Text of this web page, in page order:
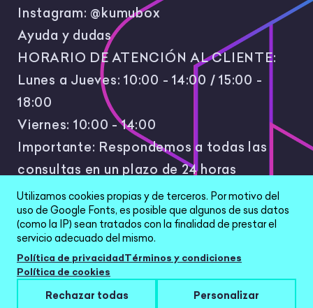
Instagram: @kumubox
Ayuda y dudas
HORARIO DE ATENCIÓN AL CLIENTE:
Lunes a Jueves: 10:00 - 14:00 / 15:00 -
18:00
Viernes: 10:00 - 14:00
Importante: Respondemos a todas las
consultas en un plazo de 24 horas
laborales.
All Rights Reserved © 2026 |Política de
privacidad|Términos y condiciones|Aviso Legal
Utilizamos cookies propias y de terceros. Por motivo del
uso de Google Fonts, es posible que algunos de sus datos
(como la IP) sean tratados con la finalidad de prestar el
servicio adecuado del mismo.
Política de privacidadTérminos y condiciones
Política de cookies
Rechazar todas Personalizar